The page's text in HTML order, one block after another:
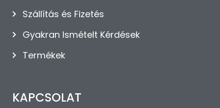
Szállítás és Fizetés
Gyakran Ismételt Kérdések
Termékek
KAPCSOLAT